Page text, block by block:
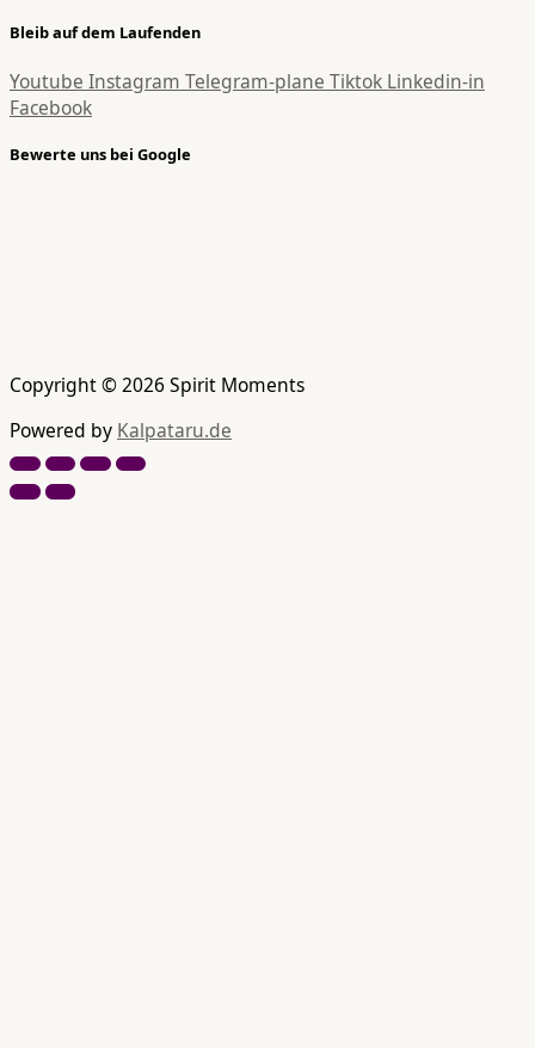
Bleib auf dem Laufenden
Youtube Instagram Telegram-plane Tiktok Linkedin-in
Facebook
Bewerte uns bei Google
Copyright © 2026 Spirit Moments
Powered by Kalpataru.de